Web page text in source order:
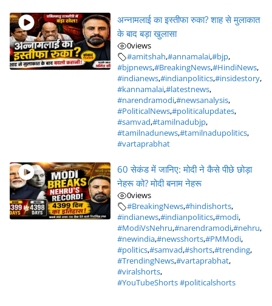
अन्नामलाई का इस्तीफा रुका? शाह से मुलाकात
के बाद बड़ा खुलासा
0views
#amitshah,#annamalai,#bjp,
#bjpnews,#BreakingNews,#HindiNews,
#indianews,#indianpolitics,#insidestory,
#kannamalai,#latestnews,
#narendramodi,#newsanalysis,
#PoliticalNews,#politicalupdates,
#samvad,#tamilnadubjp,
#tamilnadunews,#tamilnadupolitics,
#vartaprabhat
60 सेकंड में जानिए: मोदी ने कैसे पीछे छोड़ा
नेहरू को? मोदी बनाम नेहरू
0views
#BreakingNews,#hindishorts,
#indianews,#indianpolitics,#modi,
#ModiVsNehru,#narendramodi,#nehru,
#newindia,#newsshorts,#PMModi,
#politics,#samvad,#shorts,#trending,
#TrendingNews,#vartaprabhat,
#viralshorts,
#YouTubeShorts #politicalshorts